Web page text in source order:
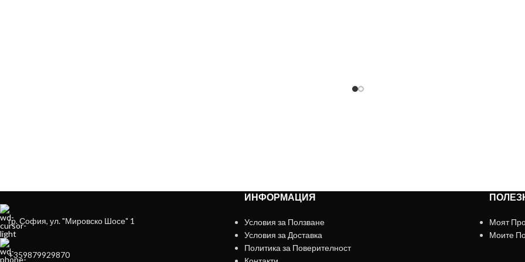
гр. София, ул. "Мировско Шосе" 1
+359879929870
ИНФОРМАЦИЯ
Условия за Ползване
Условия за Доставка
Политика за Поверителност
Моят
Моите